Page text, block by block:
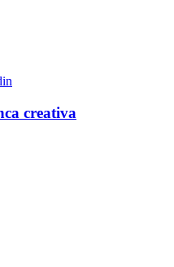
creativa